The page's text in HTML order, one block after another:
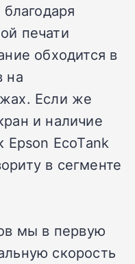
печати
обходится в
на
Если же
и наличие
Epson EcoTank
в сегменте
мы в первую
скорость